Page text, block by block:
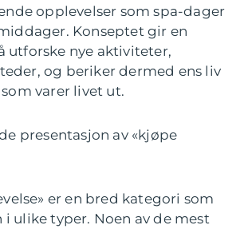
opplevelser som spa-dager
Konseptet gir en
utforske nye aktiviteter,
og beriker dermed ens liv
varer livet ut.
presentasjon av «kjøpe
er en bred kategori som
i ulike typer. Noen av de mest